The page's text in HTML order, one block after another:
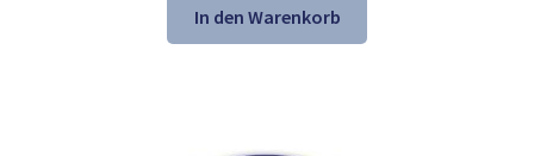
war:
21,61 €
ist:
13,98 €.
In den Warenkorb